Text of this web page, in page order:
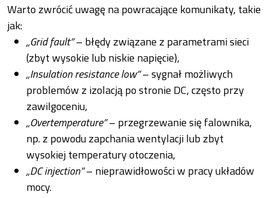
Warto zwrócić uwagę na powracające komunikaty, takie
jak:
„Grid fault”– błędy związane z parametrami sieci
(zbyt wysokie lub niskie napięcie),
„Insulation resistance low”– sygnał możliwych
problemów z izolacją po stronie DC, często przy
zawilgoceniu,
„Overtemperature”– przegrzewanie się falownika,
np. z powodu zapchania wentylacji lub zbyt
wysokiej temperatury otoczenia,
„DC injection”– nieprawidłowości w pracy układów
mocy.